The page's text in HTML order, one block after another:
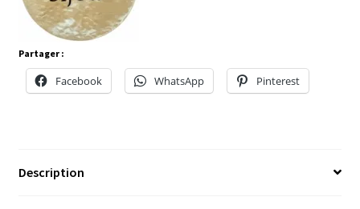
Partager :
Facebook WhatsApp Pinterest
Description